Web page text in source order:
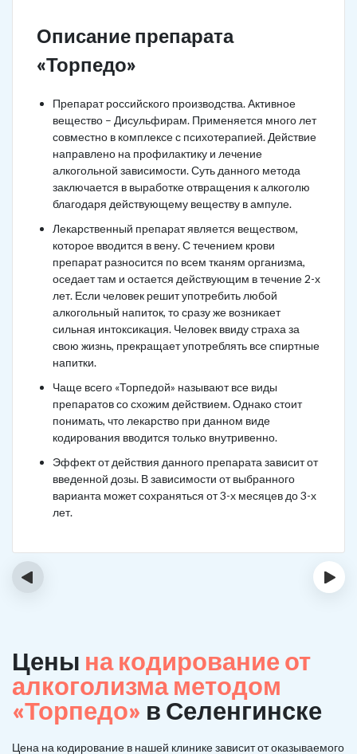
Описание препарата
«Торпедо»
Препарат российского производства. Активное
вещество – Дисульфирам. Применяется много лет
совместно в комплексе с психотерапией. Действие
направлено на профилактику и лечение
алкогольной зависимости. Суть данного метода
заключается в выработке отвращения к алкоголю
благодаря действующему веществу в ампуле.
Лекарственный препарат является веществом,
которое вводится в вену. С течением крови
препарат разносится по всем тканям организма,
оседает там и остается действующим в течение 2-х
лет. Если человек решит употребить любой
алкогольный напиток, то сразу же возникает
сильная интоксикация. Человек ввиду страха за
свою жизнь, прекращает употреблять все спиртные
напитки.
Чаще всего «Торпедой» называют все виды
препаратов со схожим действием. Однако стоит
понимать, что лекарство при данном виде
кодирования вводится только внутривенно.
Эффект от действия данного препарата зависит от
введенной дозы. В зависимости от выбранного
варианта может сохраняться от 3-х месяцев до 3-х
лет.
‹ ›
Цены на кодирование от
алкоголизма методом
«Торпедо» в Селенгинске
Цена на кодирование в нашей клинике зависит от оказываемого